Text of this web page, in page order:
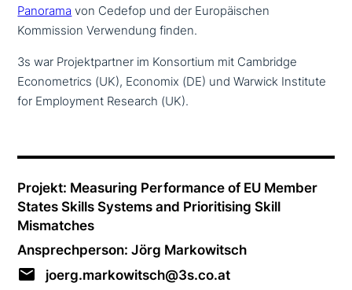
Panorama von Cedefop und der Europäischen
Kommission Verwendung finden.
3s war Projektpartner im Konsortium mit Cambridge
Econometrics (UK), Economix (DE) und Warwick Institute
for Employment Research (UK).
Projekt: Measuring Performance of EU Member
States Skills Systems and Prioritising Skill
Mismatches
Ansprechperson: Jörg Markowitsch
joerg.markowitsch@3s.co.at